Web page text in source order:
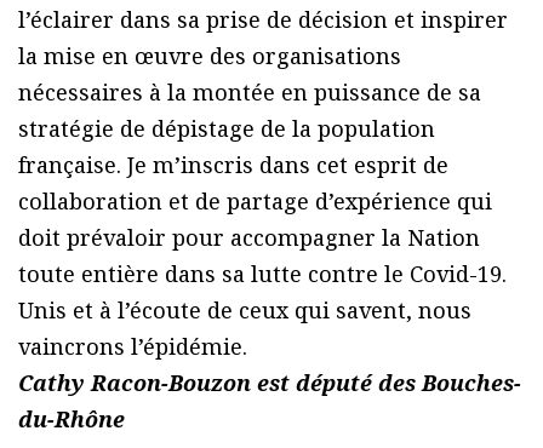
l’éclairer dans sa prise de décision et inspirer
la mise en œuvre des organisations
nécessaires à la montée en puissance de sa
stratégie de dépistage de la population
française. Je m’inscris dans cet esprit de
collaboration et de partage d’expérience qui
doit prévaloir pour accompagner la Nation
toute entière dans sa lutte contre le Covid-19.
Unis et à l’écoute de ceux qui savent, nous
vaincrons l’épidémie.
Cathy Racon-Bouzon est député des Bouches-
du-Rhône